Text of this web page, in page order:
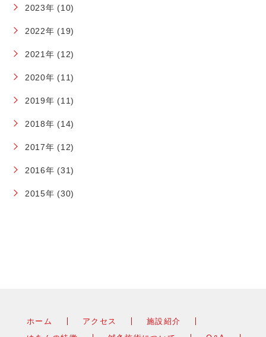
2023年 (10)
2022年 (19)
2021年 (12)
2020年 (11)
2019年 (11)
2018年 (14)
2017年 (12)
2016年 (31)
2015年 (30)
ホーム アクセス
施設紹介